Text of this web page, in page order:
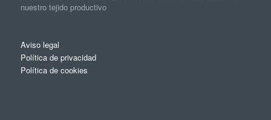
nuestro tejido productivo
Aviso legal
Política de privacidad
Política de cookies